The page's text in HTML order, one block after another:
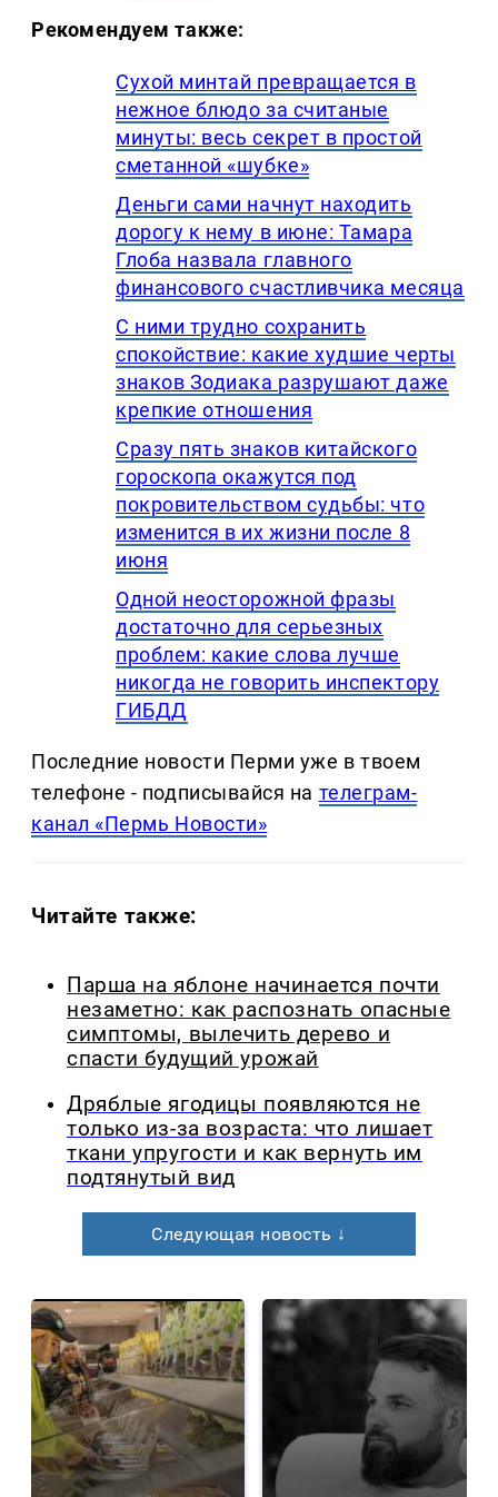
Рекомендуем также:
Сухой минтай превращается в
нежное блюдо за считаные
минуты: весь секрет в простой
сметанной «шубке»
Деньги сами начнут находить
дорогу к нему в июне: Тамара
Глоба назвала главного
финансового счастливчика месяца
С ними трудно сохранить
спокойствие: какие худшие черты
знаков Зодиака разрушают даже
крепкие отношения
Сразу пять знаков китайского
гороскопа окажутся под
покровительством судьбы: что
изменится в их жизни после 8
июня
Одной неосторожной фразы
достаточно для серьезных
проблем: какие слова лучше
никогда не говорить инспектору
ГИБДД
Последние новости Перми уже в твоем
телефоне - подписывайся на телеграм-
канал «Пермь Новости»
Читайте также:
Парша на яблоне начинается почти
незаметно: как распознать опасные
симптомы, вылечить дерево и
спасти будущий урожай
Дряблые ягодицы появляются не
только из-за возраста: что лишает
ткани упругости и как вернуть им
подтянутый вид
Следующая новость ↓